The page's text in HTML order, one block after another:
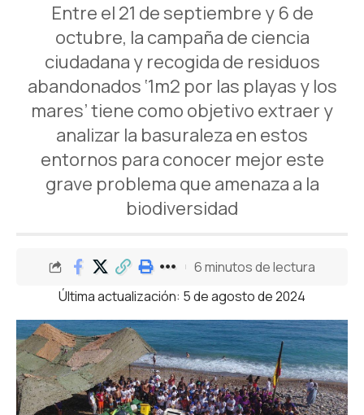
Entre el 21 de septiembre y 6 de
octubre, la campaña de ciencia
ciudadana y recogida de residuos
abandonados ‘1m2 por las playas y los
mares’ tiene como objetivo extraer y
analizar la basuraleza en estos
entornos para conocer mejor este
grave problema que amenaza a la
biodiversidad
Última actualización: 5 de agosto de 2024
6 minutos de lectura